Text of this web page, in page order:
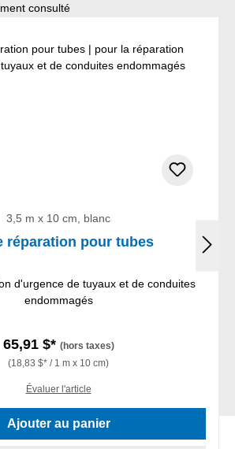
consulté
3,5 m x 10 cm, blanc
réparation pour tubes
d'urgence de tuyaux et de conduites
endommagés
65,91 $* (hors taxes)
(18,83 $* / 1 m x 10 cm)
Évaluer l'article
Ajouter au panier